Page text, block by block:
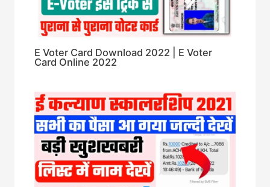
E Voter Card Download 2022 | E Voter
Card Online 2022